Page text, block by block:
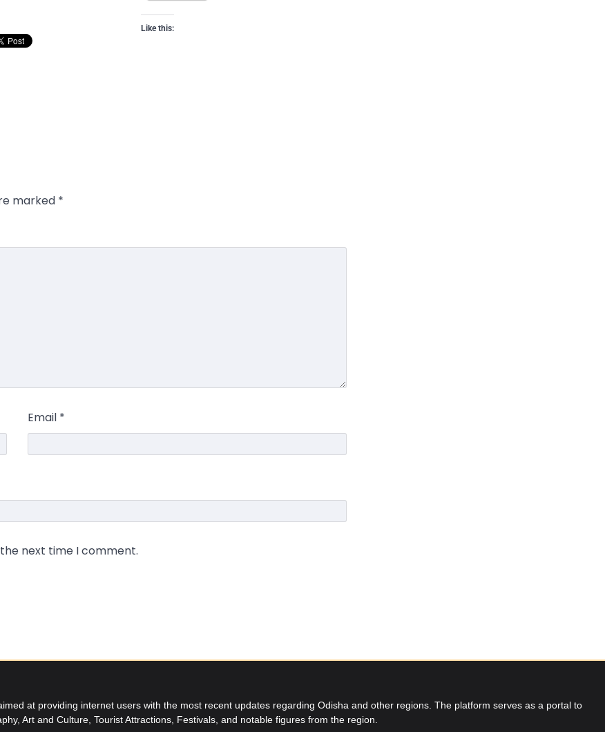
Like this:
marked *
Email *
next time I comment.
at providing internet users with the most recent updates regarding Odisha and other regions. The platform serves as a portal to
Art and Culture, Tourist Attractions, Festivals, and notable figures from the region.